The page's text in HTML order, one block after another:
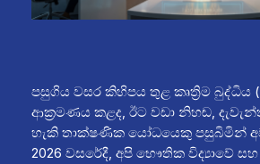
පසුගිය වසර කිහිපය තුළ කෘත්‍රිම බුද්ධිය
ආක්‍රමණය කළද, ඊට වඩා නිහඬ,
හැකි තාක්ෂණික යෝධයෙකු පසුබිමින්
2026 වසරේදී, අපි භෞතික විද්‍යාවේ